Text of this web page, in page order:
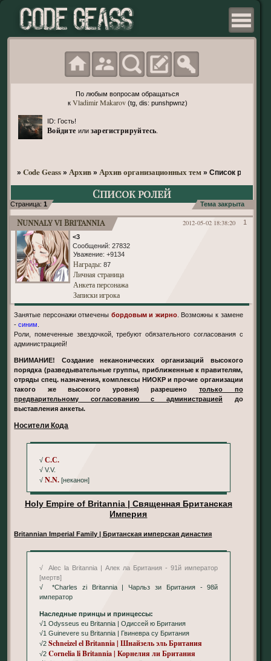
По любым вопросам обращаться
к Vladimir Makarov(tg, dis: punshpwnz)
ID: Гость!
Войдите или зарегистрируйтесь
» Code Geass » Архив » Архив организационных тем » Список ролей
Список ролей
Страница: 1 Тема закрыта
1
2012-05-02 18:38:20
Nunnaly vi Britannia
<3
Сообщений: 27832
Уважение: +9134
Награды: 87
Личная страница
Анкета персонажа
Записки игрока
Занятые персонажи отмечены бордовым и жирно. Возможны к замене
-синим
Роли, помеченные звездочкой, требуют обязательного согласования с
администрацией!
ВНИМАНИЕ! Создание неканонических организаций высокого
порядка (разведывательные группы, приближенные к правителям,
отряды спец. назначения, комплексы НИОКР и прочие организации
такого же высокого уровня) разрешено только по
предварительному согласованию с администрацией до
выставления анкеты.
Носители Кода
√ С.С.
√ V.V.
√ N.N.[неканон]
Holy Empire of Britannia | Священная Британская
Империя
Britannian Imperial Family | Британская имперская династия
√ Alec la Britannia | Алек ла Британия - 91й император
[мертв]
√ *Charles zi Britannia | Чарльз зи Британия - 98й
император
Наследные принцы и принцессы:
√1 Odysseus eu Britannia | Одиссей ю Британия
√1 Guinevere su Britannia | Гвиневра су Британия
√2 Schneizel el Britannia | Шнайзель эль Британия
√2 Cornelia li Britannia | Корнелия ли Британия